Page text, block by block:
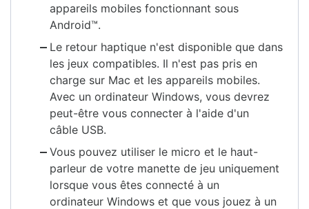
appareils mobiles fonctionnant sous
Android™.
Le retour haptique n'est disponible que dans
les jeux compatibles. Il n'est pas pris en
charge sur Mac et les appareils mobiles.
Avec un ordinateur Windows, vous devrez
peut-être vous connecter à l'aide d'un
câble USB.
Vous pouvez utiliser le micro et le haut-
parleur de votre manette de jeu uniquement
lorsque vous êtes connecté à un
ordinateur Windows et que vous jouez à un